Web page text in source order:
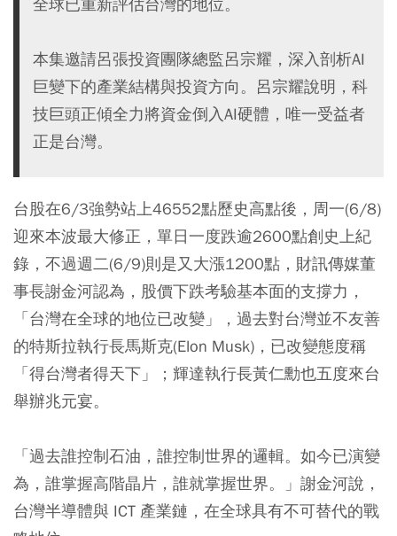
本集邀請呂張投資團隊總監呂宗耀，深入剖析AI
巨變下的產業結構與投資方向。呂宗耀說明，科
技巨頭正傾全力將資金倒入AI硬體，唯一受益者
正是台灣。
台股在6/3強勢站上46552點歷史高點後，周一(6/8)
迎來本波最大修正，單日一度跌逾2600點創史上紀
錄，不過週二(6/9)則是又大漲1200點，財訊傳媒董
事長謝金河認為，股價下跌考驗基本面的支撐力，
「台灣在全球的地位已改變」，過去對台灣並不友善
的特斯拉執行長馬斯克(Elon Musk)，已改變態度稱
「得台灣者得天下」；輝達執行長黃仁勳也五度來台
舉辦兆元宴。
「過去誰控制石油，誰控制世界的邏輯。如今已演變
為，誰掌握高階晶片，誰就掌握世界。」謝金河說，
台灣半導體與 ICT 產業鏈，在全球具有不可替代的戰